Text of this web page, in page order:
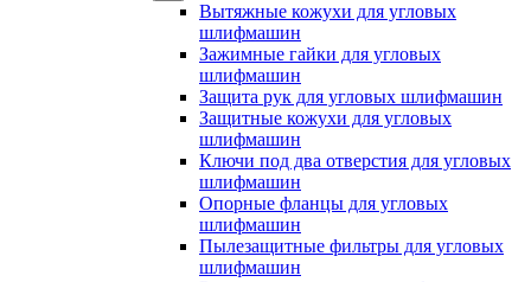
Вытяжные кожухи для угловых
шлифмашин
Зажимные гайки для угловых
шлифмашин
Защита рук для угловых шлифмашин
Защитные кожухи для угловых
шлифмашин
Ключи под два отверстия для угловых
шлифмашин
Опорные фланцы для угловых
шлифмашин
Пылезащитные фильтры для угловых
шлифмашин